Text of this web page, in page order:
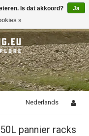
Nederlands
pannier racks
Is dat akkoord?
Ja
»